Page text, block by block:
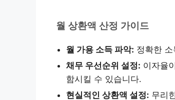
월 상환액 산정 가이드
월 가용 소득 파악: 정확한
채무 우선순위 설정: 이자율
함시킬 수 있습니다.
현실적인 상환액 설정: 무리